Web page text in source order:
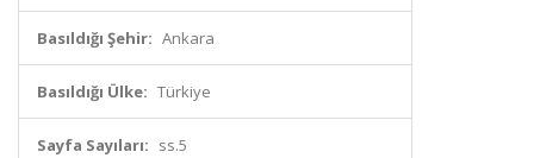
Basıldığı Şehir: Ankara
Basıldığı Ülke: Türkiye
Sayfa Sayıları: ss.5